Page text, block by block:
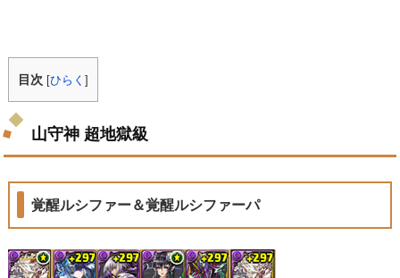
目次 [ひらく]
山守神 超地獄級
覚醒ルシファー＆覚醒ルシファーパ